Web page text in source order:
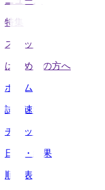
特集
スタッツ
はじめての方へ
ホーム
試合速報
チケット
日程・結果
順位表